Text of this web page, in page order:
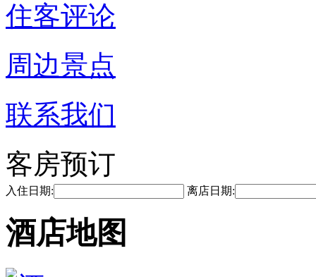
住客评论
周边景点
联系我们
客房预订
入住日期: 离店日期:
酒店地图